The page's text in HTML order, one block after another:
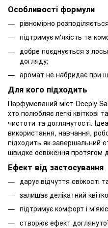
Особливості формули
рівномірно
підтримує м'якість та
добре поєднується з
догляду;
аромат не набридає при
Для кого підходить
Парфумований міст Deeply
хто полюбляє легкі квіткові
чистоти та доглянутості.
використання, навчання,
підходить як завершальний
швидке освіження протягом
Ефект від застосування
дарує відчуття свіжості
залишає делікатний
підтримує комфорт і
створює ефект